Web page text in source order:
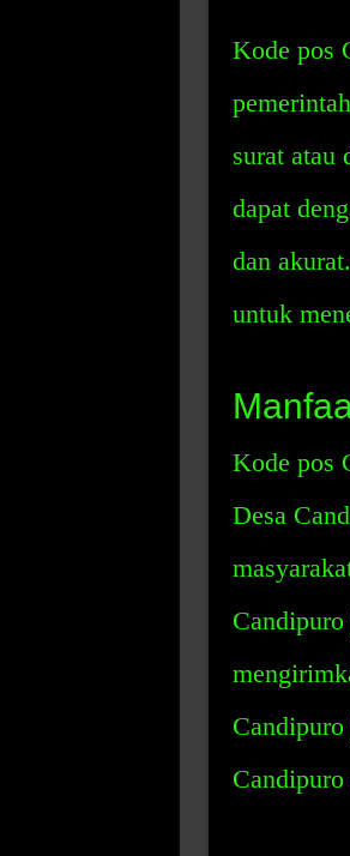
Kode pos
surat atau
dapat
dan
untuk
Kode pos
Desa
Candipuro